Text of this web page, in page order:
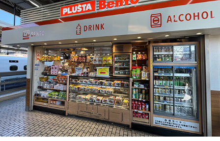
駅から探す(店舗・商品等)
モバイルオーダーサービス
採用情報
駅ナカみやげやこだわりの鉄道グッズ、オンライン限定商品な
どを取り揃えたサイトです。
JR東海MARKET
自社ECサイト
楽天市場
auPayマーケット
特産品や名産品たちを産地からみなさまのもとへお届けするサ
クレジットカード